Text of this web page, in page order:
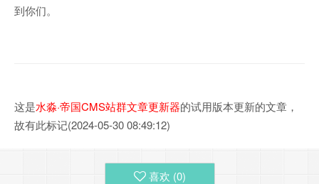
到你们。
这是水淼·帝国CMS站群文章更新器的试用版本更新的文章，
故有此标记(2024-05-30 08:49:12)
喜欢 (0)